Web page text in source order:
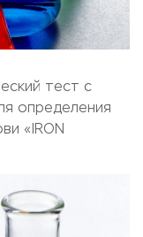
тест с
определения
«IRON